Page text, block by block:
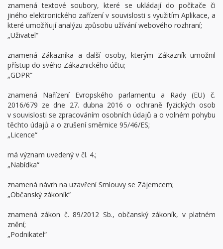
znamená textové soubory, které se ukládají do počítače či
jiného elektronického zařízení v souvislosti s využitím Aplikace, a
které umožňují analýzu způsobu užívání webového rozhraní;
„Uživatel“
znamená Zákazníka a další osoby, kterým Zákazník umožnil
přístup do svého Zákaznického účtu;
„GDPR“
znamená Nařízení Evropského parlamentu a Rady (EU) č.
2016/679 ze dne 27. dubna 2016 o ochraně fyzických osob
v souvislosti se zpracováním osobních údajů a o volném pohybu
těchto údajů a o zrušení směrnice 95/46/ES;
„Licence“
má význam uvedený v čl. 4.;
„Nabídka“
znamená návrh na uzavření Smlouvy se Zájemcem;
„Občanský zákoník“
znamená zákon č. 89/2012 Sb., občanský zákoník, v platném
znění;
„Podnikatel“